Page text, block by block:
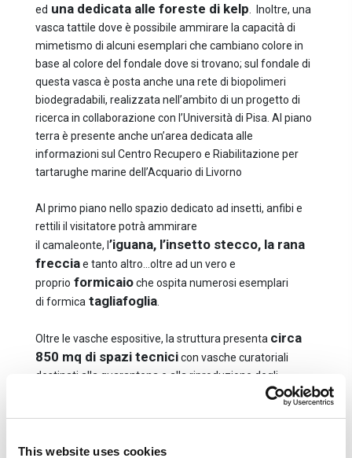
This website uses cookies
ed una dedicata alle foreste di kelp . Inoltre, una
vasca tattile dove è possibile ammirare la capacità di
mimetismo di alcuni esemplari che cambiano colore in
base al colore del fondale dove si trovano; sul fondale di
questa vasca è posta anche una rete di biopolimeri
biodegradabili, realizzata nell’ambito di un progetto di
ricerca in collaborazione con l’Università di Pisa. Al piano
terra è presente anche un’area dedicata alle
informazioni sul Centro Recupero e Riabilitazione per
tartarughe marine dell’Acquario di Livorno
Al primo piano nello spazio dedicato ad insetti, anfibi e
rettili il visitatore potrà ammirare
il camaleonte, ’iguana, l’insetto stecco, la rana
freccia e tanto altro…oltre ad un vero e
proprio formicaio che ospita numerosi esemplari
di formica tagliafoglia.
Oltre le vasche espositive, la struttura presenta circa
850 mq di spazi tecnicicon vasche curatoriali
destinati alla quarantena e alla riproduzione degli
animali, al trattamento delle acque. Questi spazi sono